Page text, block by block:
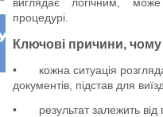
процедурі.
Ключові причини,
• кожна ситуація
документів, підстав для
• результат залежить